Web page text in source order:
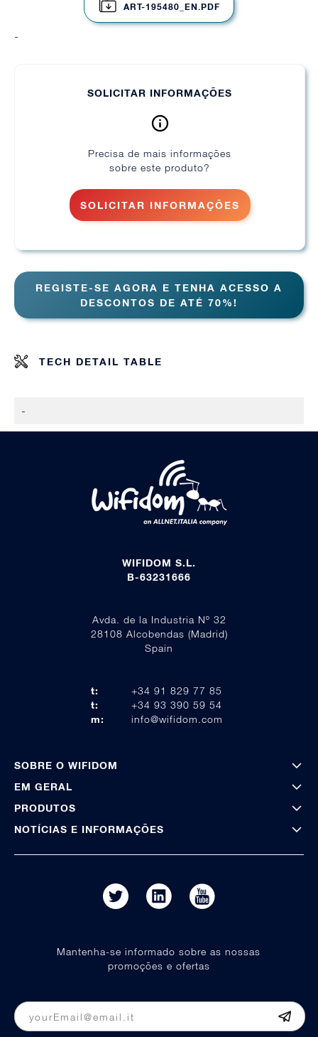
ART-195480_EN.PDF
-
SOLICITAR INFORMAÇÕES
Precisa de mais informações
sobre este produto?
SOLICITAR INFORMAÇÕES
REGISTE-SE AGORA E TENHA ACESSO A
DESCONTOS DE ATÉ 70%!
TECH DETAIL TABLE
-
WIFIDOM S.L.
B-63231666
Avda. de la Industria Nº 32
28108 Alcobendas (Madrid)
Spain
t:
+34 91 829 77 85
t:
+34 93 390 59 54
m:
info@wifidom.com
SOBRE O WIFIDOM
EM GERAL
PRODUTOS
NOTÍCIAS E INFORMAÇÕES
Mantenha-se informado sobre as nossas
promoções e ofertas